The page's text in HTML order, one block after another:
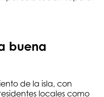
buena
de la isla, con
locales como